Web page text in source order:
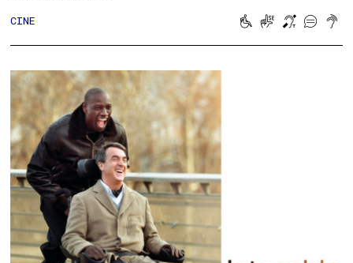
CINE Movilidad
Lengua de

Bucle
 